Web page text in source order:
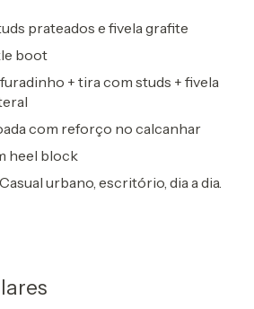
prateados e fivela grafite
boot
+ tira com studs + fivela
com reforço no calcanhar
heel block
Casual urbano, escritório, dia a dia.